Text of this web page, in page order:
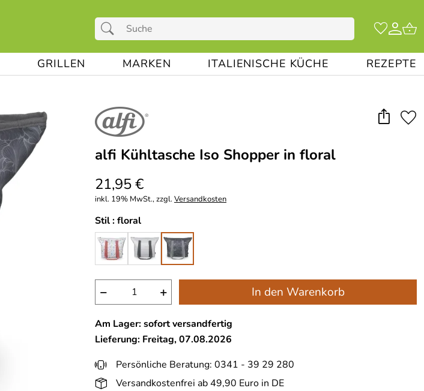
GRILLEN MARKEN ITALIENISCHE KÜCHE REZEPTE
alfi Kühltasche Iso Shopper in floral
21,95 €
inkl. 19% MwSt., zzgl.Versandkosten
Stil :floral
− + In den Warenkorb
Am Lager: sofort versandfertig
Lieferung: Freitag, 07.08.2026
Persönliche Beratung: 0341 - 39 29 280
Versandkostenfrei ab 49,90 Euro in DE